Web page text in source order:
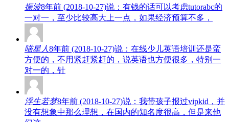
振波8年前 (2018-10-27)说：有钱的话可以考虑tutorabc的
一对一，至少比较高大上一点，如果经济预算不多，
喵星人8年前 (2018-10-27)说：在线少儿英语培训还是蛮
方便的，不用紧赶紧赶的，说英语也方便很多，特别一
对一的，针
浮生若梦8年前 (2018-10-27)说：我带孩子报过vipkid，并
没有想象中那么理想，在国内的知名度很高，但是来他